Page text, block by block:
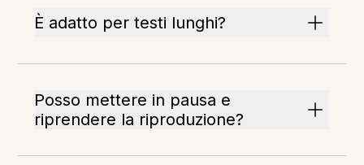
È adatto per testi lunghi?
Posso mettere in pausa e
riprendere la riproduzione?